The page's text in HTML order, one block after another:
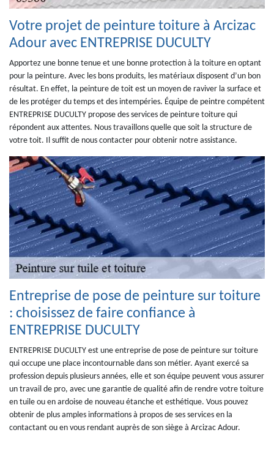
Votre projet de peinture toiture à Arcizac
Adour avec ENTREPRISE DUCULTY
Apportez une bonne tenue et une bonne protection à la toiture en optant
pour la peinture. Avec les bons produits, les matériaux disposent d’un bon
résultat. En effet, la peinture de toit est un moyen de raviver la surface et
de les protéger du temps et des intempéries. Équipe de peintre compétent
ENTREPRISE DUCULTY propose des services de peinture toiture qui
répondent aux attentes. Nous travaillons quelle que soit la structure de
votre toit. Il suffit de nous contacter pour obtenir notre assistance.
Entreprise de pose de peinture sur toiture
: choisissez de faire confiance à
ENTREPRISE DUCULTY
ENTREPRISE DUCULTY est une entreprise de pose de peinture sur toiture
qui occupe une place incontournable dans son métier. Ayant exercé sa
profession depuis plusieurs années, elle et son équipe peuvent vous assurer
un travail de pro, avec une garantie de qualité afin de rendre votre toiture
en tuile ou en ardoise de nouveau étanche et esthétique. Vous pouvez
obtenir de plus amples informations à propos de ses services en la
contactant ou en vous rendant auprès de son siège à Arcizac Adour.